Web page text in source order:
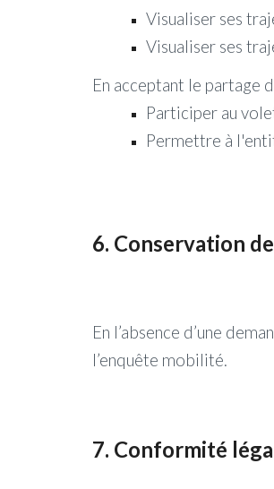
Visualiser ses
Visualiser ses
En acceptant le partage
Participer au
Permettre à
6. Conservation
En l’absence d’une
l’enquête mobilité.
7. Conformité